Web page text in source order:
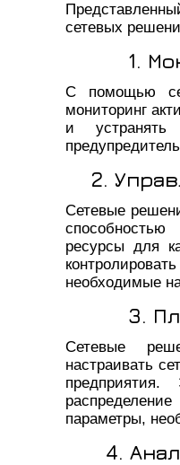
сетевых
1.
С помощью
мониторинг
и
2.
Сетевые
ресурсы для
необходимые
3.
Сетевые
настраивать
параметры,
4.